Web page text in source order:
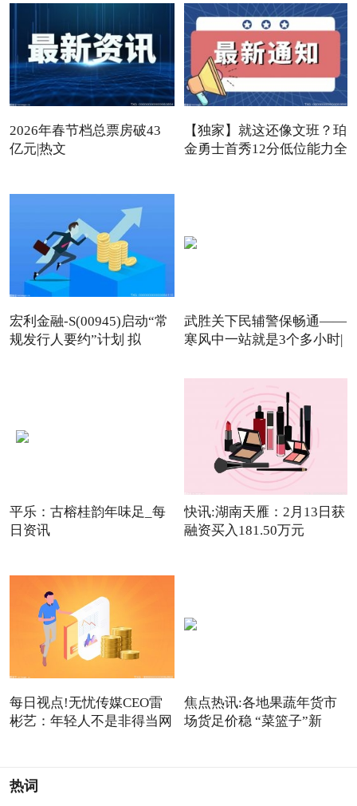
2026年春节档总票房破43
亿元|热文
【独家】就这还像文班？珀
金勇士首秀12分低位能力全
宏利金融-S(00945)启动“常
规发行人要约”计划 拟
武胜关下民辅警保畅通——
寒风中一站就是3个多小时|
平乐：古榕桂韵年味足_每
日资讯
快讯:湖南天雁：2月13日获
融资买入181.50万元
每日视点!无忧传媒CEO雷
彬艺：年轻人不是非得当网
焦点热讯:各地果蔬年货市
场货足价稳 “菜篮子”新
热词